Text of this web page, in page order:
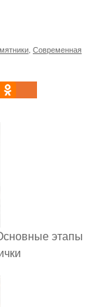
Современная
этапы